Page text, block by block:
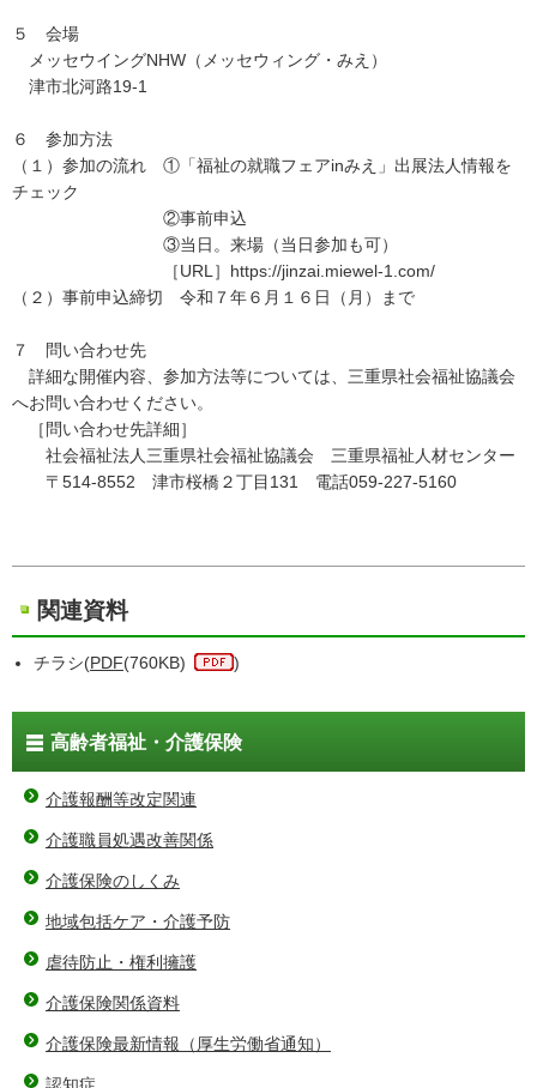
５ 会場
メッセウイングNHW（メッセウィング・みえ）
津市北河路19-1
６ 参加方法
（１）参加の流れ ①「福祉の就職フェアinみえ」出展法人情報を
チェック
②事前申込
③当日。来場（当日参加も可）
［URL］https://jinzai.miewel-1.com/
（２）事前申込締切 令和７年６月１６日（月）まで
７ 問い合わせ先
詳細な開催内容、参加方法等については、三重県社会福祉協議会
へお問い合わせください。
［問い合わせ先詳細］
社会福祉法人三重県社会福祉協議会 三重県福祉人材センター
〒514-8552 津市桜橋２丁目131 電話059-227-5160
関連資料
チラシ(PDF(760KB) )
高齢者福祉・介護保険
介護報酬等改定関連
介護職員処遇改善関係
介護保険のしくみ
地域包括ケア・介護予防
虐待防止・権利擁護
介護保険関係資料
介護保険最新情報（厚生労働省通知）